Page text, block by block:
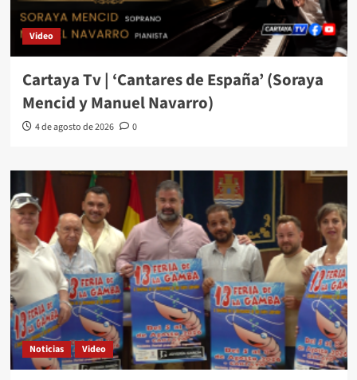
Video
Cartaya Tv | ‘Cantares de España’ (Soraya
Mencid y Manuel Navarro)
4 de agosto de 2026 0
Noticias Video